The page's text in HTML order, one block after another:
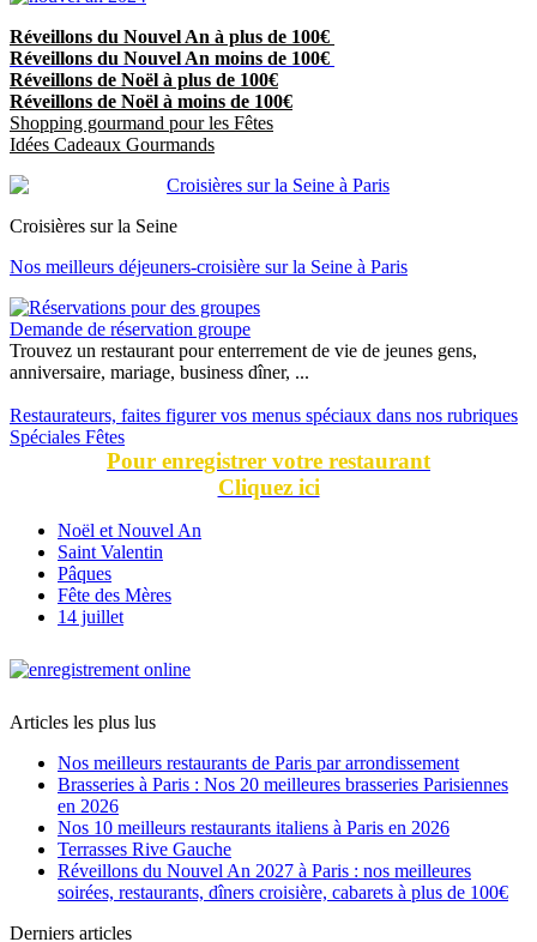
Réveillons du Nouvel An à plus de 100€
Réveillons du Nouvel An moins de 100€
Réveillons de Noël à plus de 100€
Réveillons de Noël à moins de 100€
Shopping gourmand pour les Fêtes
Idées Cadeaux Gourmands
Croisières sur la Seine
Nos meilleurs déjeuners-croisière sur la Seine à Paris
Demande de réservation groupe
Trouvez un restaurant pour enterrement de vie de jeunes gens,
anniversaire, mariage, business dîner, ...
Restaurateurs, faites figurer vos menus spéciaux dans nos rubriques
Spéciales Fêtes
Pour enregistrer votre restaurant
Cliquez ici
Noël et Nouvel An
Saint Valentin
Pâques
Fête des Mères
14 juillet
Articles les plus lus
Nos meilleurs restaurants de Paris par arrondissement
Brasseries à Paris : Nos 20 meilleures brasseries Parisiennes
en 2026
Nos 10 meilleurs restaurants italiens à Paris en 2026
Terrasses Rive Gauche
Réveillons du Nouvel An 2027 à Paris : nos meilleures
soirées, restaurants, dîners croisière, cabarets à plus de 100€
Derniers articles